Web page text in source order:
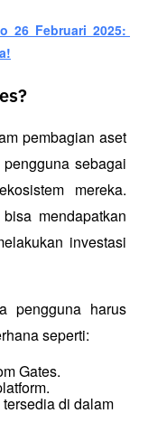
26 Februari 2025:
pembagian aset
sebagai
mereka.
mendapatkan
investasi
pengguna harus
seperti:
Gates.
di dalam